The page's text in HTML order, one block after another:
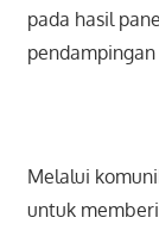
pada hasil
Melalui
untuk